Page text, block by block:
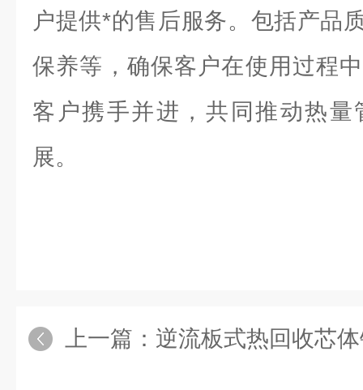
户提供*的售后服务。包括产品
保养等，确保客户在使用过程
客户携手并进，共同推动热
展。
上一篇： 逆流板式热回收芯